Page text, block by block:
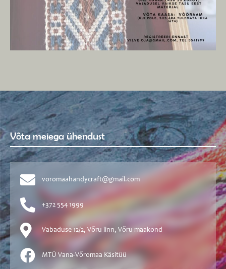
Võta meiega ühendust
voromaahandycraft@gmail.com
+372 554 1999
Vabaduse 12/2, Võru linn, Võru maakond
MTÜ Vana-Võromaa Käsitüü